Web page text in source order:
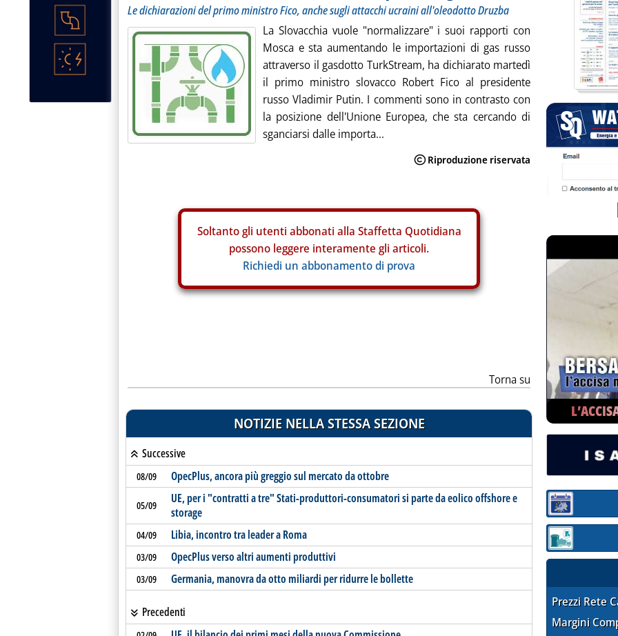
Le dichiarazioni del primo ministro Fico, anche sugli attacchi ucraini all'oleodotto Druzba
La Slovacchia vuole "normalizzare" i suoi rapporti con
Mosca e sta aumentando le importazioni di gas russo
attraverso il gasdotto TurkStream, ha dichiarato martedì
il primo ministro slovacco Robert Fico al presidente
russo Vladimir Putin. I commenti sono in contrasto con
la posizione dell'Unione Europea, che sta cercando di
sganciarsi dalle importa...
Soltanto gli utenti abbonati alla Staffetta Quotidiana
possono leggere interamente gli articoli.
Richiedi un abbonamento di prova
Torna su
NOTIZIE NELLA STESSA SEZIONE
Successive
08/09 OpecPlus, ancora più greggio sul mercato da ottobre
05/09
UE, per i "contratti a tre" Stati-produttori-consumatori si parte da eolico offshore e
storage
04/09 Libia, incontro tra leader a Roma
03/09 OpecPlus verso altri aumenti produttivi
03/09 Germania, manovra da otto miliardi per ridurre le bollette
Precedenti
Sezione:
Sezione:
Prezzi Rete
Margini